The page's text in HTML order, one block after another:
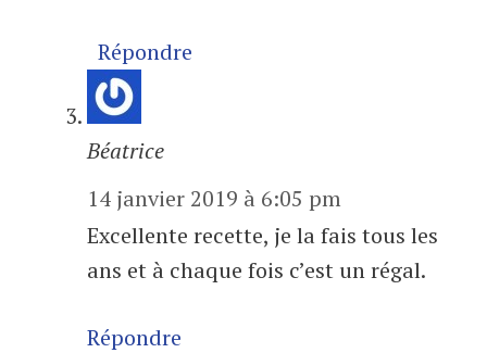
Répondre
Béatrice
14 janvier 2019 à 6:05 pm
Excellente recette, je la fais tous les
ans et à chaque fois c’est un régal.
Répondre